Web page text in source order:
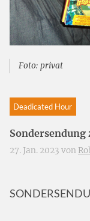
Foto: privat
Deadicated Hour
Sondersendung
27. Jan. 2023 von